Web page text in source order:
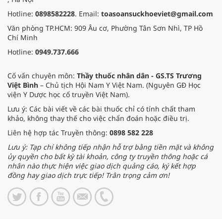
Hotline: 0898582228. Email: toasoansuckhoeviet@gmail.com
Văn phòng TP.HCM: 909 Âu cơ, Phường Tân Sơn Nhì, TP Hồ
Chí Minh
Hotline: 0949.737.666
Cố vấn chuyên môn: Thầy thuốc nhân dân - GS.TS Trương
Việt Bình – Chủ tịch Hội Nam Y Việt Nam. (Nguyên GĐ Học
viện Y Dược học cổ truyền Việt Nam).
Lưu ý: Các bài viết về các bài thuốc chỉ có tính chất tham
khảo, không thay thế cho việc chẩn đoán hoặc điều trị.
Liên hệ hợp tác Truyền thông: 0898 582 228
Lưu ý: Tạp chí không tiếp nhận hỗ trợ bằng tiền mặt và không
ủy quyền cho bất kỳ tài khoản, công ty truyền thông hoặc cá
nhân nào thực hiện việc giao dịch quảng cáo, ký kết hợp
đồng hay giao dịch trực tiếp! Trân trọng cảm ơn!